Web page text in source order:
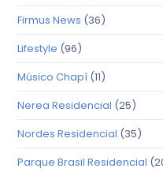
Firmus News (36)
Lifestyle (96)
Músico Chapí (11)
Nerea Residencial (25)
Nordes Residencial (35)
Parque Brasil Residencial